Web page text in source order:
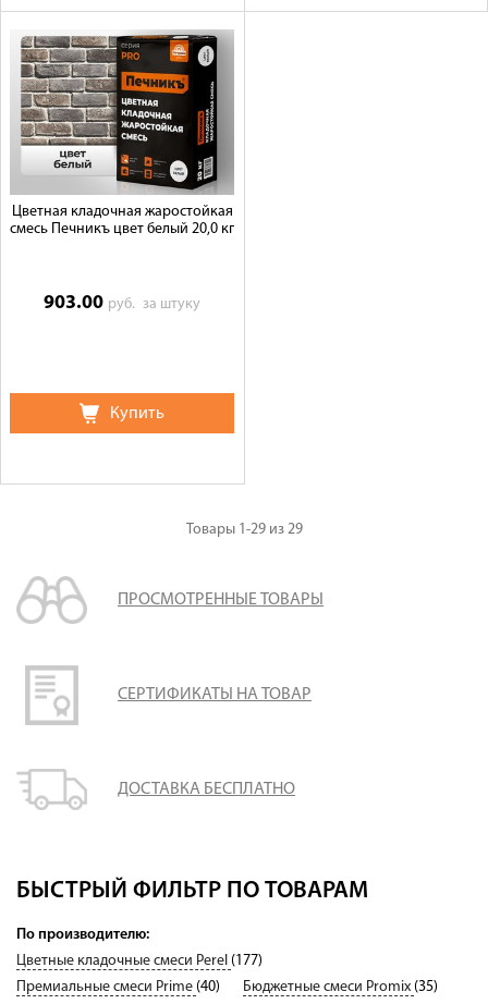
Цветная кладочная жаростойкая
смесь Печникъ цвет белый 20,0 кг
903.00 руб.за штуку
Купить
Товары 1-29из 29
ПРОСМОТРЕННЫЕ ТОВАРЫ
СЕРТИФИКАТЫ НА ТОВАР
ДОСТАВКА БЕСПЛАТНО
БЫСТРЫЙ ФИЛЬТР ПО ТОВАРАМ
По производителю:
Цветные кладочные смеси Perel (177)
Премиальные смеси Prime (40) Бюджетные смеси Promix (35)